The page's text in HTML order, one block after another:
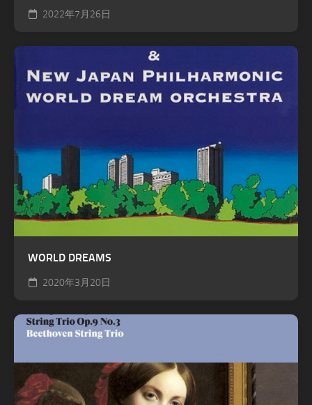
2022年7月26日
WORLD DREAMS
2020年3月20日